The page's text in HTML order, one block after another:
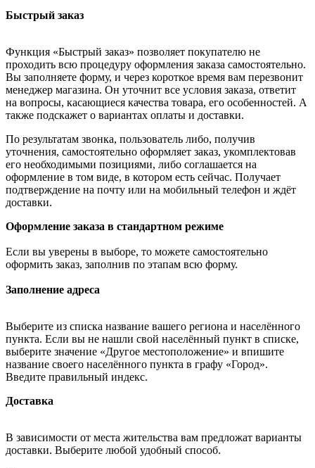
Быстрый заказ
Функция «Быстрый заказ» позволяет покупателю не
проходить всю процедуру оформления заказа самостоятельно.
Вы заполняете форму, и через короткое время вам перезвонит
менеджер магазина. Он уточнит все условия заказа, ответит
на вопросы, касающиеся качества товара, его особенностей. А
также подскажет о вариантах оплаты и доставки.
По результатам звонка, пользователь либо, получив
уточнения, самостоятельно оформляет заказ, укомплектовав
его необходимыми позициями, либо соглашается на
оформление в том виде, в котором есть сейчас. Получает
подтверждение на почту или на мобильный телефон и ждёт
доставки.
Оформление заказа в стандартном режиме
Если вы уверены в выборе, то можете самостоятельно
оформить заказ, заполнив по этапам всю форму.
Заполнение адреса
Выберите из списка название вашего региона и населённого
пункта. Если вы не нашли свой населённый пункт в списке,
выберите значение «Другое местоположение» и впишите
название своего населённого пункта в графу «Город».
Введите правильный индекс.
Доставка
В зависимости от места жительства вам предложат варианты
доставки. Выберите любой удобный способ.